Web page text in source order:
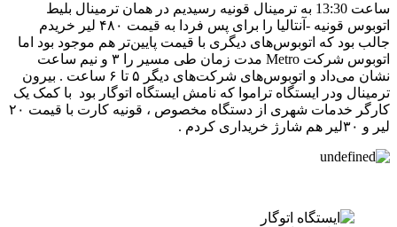
ساعت 13:30 به ترمینال قونیه رسیدیم در همان ترمینال بلیط
اتوبوس قونیه -آنتالیا را برای پس فردا به قیمت ۴۸۰ لیر خریدم
جالب بود که اتوبوس‌های دیگری با قیمت پایین‌تر هم موجود بود اما
اتوبوس شرکت Metro مدت زمان طی مسیر را ۳ و نیم ساعت
نشان می‌داد و اتوبوس‌های شرکت‌های دیگر ۵ تا ۶ ساعت . بیرون
ترمینال ودر ایستگاه تراموا که نامش ایستگاه اتوگار بود با کمک یک
کارگر خدمات شهری از دستگاه مخصوص ، قونیه کارت با قیمت ۲۰
لیر و ۳۰لیر هم شارژ خریداری کردم .